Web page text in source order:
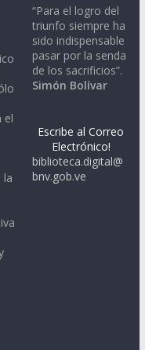
el
la
“Para el logro del
triunfo siempre ha
sido indispensable
pasar por la senda
de los sacrificios”.
Simón Bolívar
Escribe al Correo
Electrónico!
biblioteca.digital@
bnv.gob.ve